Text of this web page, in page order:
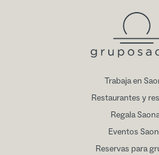
Trabaja en
Restaurantes y
Regala
Eventos
Reservas para